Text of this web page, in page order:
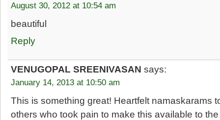
August 30, 2012 at 10:54 am
beautiful
Reply
VENUGOPAL SREENIVASAN says:
January 14, 2013 at 10:50 am
This is something great! Heartfelt namaskarams
others who took pain to make this available to